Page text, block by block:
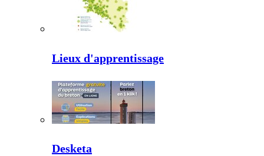
Lieux d'apprentissage
Desketa